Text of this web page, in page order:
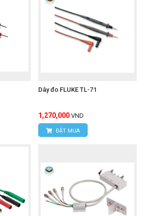
trong quá trình thiết kế mạch và
mới.
lượng và sản xuất: Đảm bảo các
điện tử.
kiện ở các tần số cao hơn.
xác nhất và được tư vấn chi tiết
Dây đo FLUKE TL-71
1,270,000 VND
ĐẶT MUA